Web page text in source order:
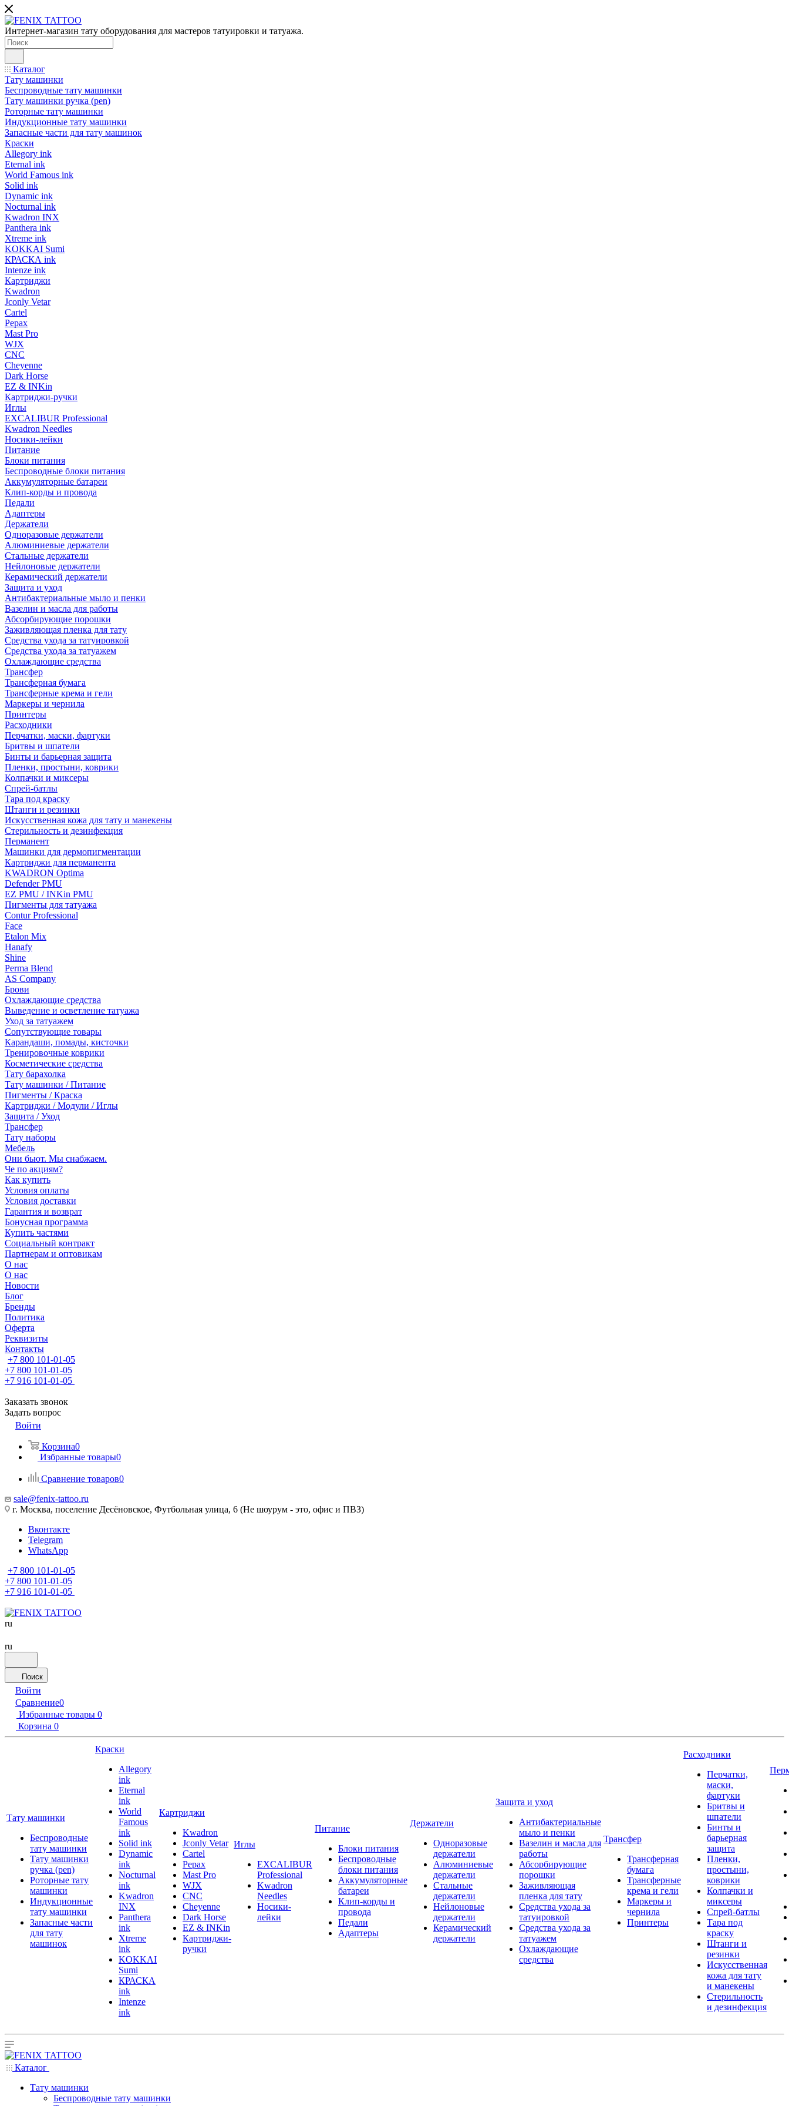
Интернет-магазин тату оборудования для мастеров татуировки и татуажа.
Каталог
Тату машинки
Беспроводные тату машинки
Тату машинки ручка (pen)
Роторные тату машинки
Индукционные тату машинки
Запасные части для тату машинок
Краски
Allegory ink
Eternal ink
World Famous ink
Solid ink
Dynamic ink
Nocturnal ink
Kwadron INX
Panthera ink
Xtreme ink
KOKKAI Sumi
КРАСКА ink
Intenze ink
Картриджи
Kwadron
Jconly Vetar
Cartel
Pepax
Mast Pro
WJX
CNC
Cheyenne
Dark Horse
EZ & INKin
Картриджи-ручки
Иглы
EXCALIBUR Professional
Kwadron Needles
Носики-лейки
Питание
Блоки питания
Беспроводные блоки питания
Аккумуляторные батареи
Клип-корды и провода
Педали
Адаптеры
Держатели
Одноразовые держатели
Алюминиевые держатели
Стальные держатели
Нейлоновые держатели
Керамический держатели
Защита и уход
Антибактериальные мыло и пенки
Вазелин и масла для работы
Абсорбирующие порошки
Заживляющая пленка для тату
Средства ухода за татуировкой
Средства ухода за татуажем
Охлаждающие средства
Трансфер
Трансферная бумага
Трансферные крема и гели
Маркеры и чернила
Принтеры
Расходники
Перчатки, маски, фартуки
Бритвы и шпатели
Бинты и барьерная защита
Пленки, простыни, коврики
Колпачки и миксеры
Спрей-батлы
Тара под краску
Штанги и резинки
Искусственная кожа для тату и манекены
Стерильность и дезинфекция
Перманент
Машинки для дермопигментации
Картриджи для перманента
KWADRON Optima
Defender PMU
EZ PMU / INKin PMU
Пигменты для татуажа
Contur Professional
Face
Etalon Mix
Hanafy
Shine
Perma Blend
AS Company
Брови
Охлаждающие средства
Выведение и осветление татуажа
Уход за татуажем
Сопутствующие товары
Карандаши, помады, кисточки
Тренировочные коврики
Косметические средства
Тату барахолка
Тату машинки / Питание
Пигменты / Краска
Картриджи / Модули / Иглы
Защита / Уход
Трансфер
Тату наборы
Мебель
Они бьют. Мы снабжаем.
Че по акциям?
Как купить
Условия оплаты
Условия доставки
Гарантия и возврат
Бонусная программа
Купить частями
Социальный контракт
Партнерам и оптовикам
О нас
О нас
Новости
Блог
Бренды
Политика
Оферта
Реквизиты
Контакты
+7 800 101-01-05
+7 800 101-01-05
+7 916 101-01-05
Заказать звонок
Задать вопрос
Войти
Корзина0
Избранные товары0
Сравнение товаров0
sale@fenix-tattoo.ru
г. Москва, поселение Десёновское, Футбольная улица, 6 (Не шоурум - это, офис и ПВЗ)
Вконтакте
Telegram
WhatsApp
+7 800 101-01-05
+7 800 101-01-05
+7 916 101-01-05
ru
ru
Поиск
Войти
Сравнение0
Избранные товары 0
Корзина 0
Тату машинки
Беспроводные
тату машинки
Тату машинки
ручка (pen)
Роторные тату
машинки
Индукционные
тату машинки
Запасные части
для тату
машинок
Краски
Allegory
ink
Eternal
ink
World
Famous
ink
Solid ink
Dynamic
ink
Nocturnal
ink
Kwadron
INX
Panthera
ink
Xtreme
ink
KOKKAI
Sumi
КРАСКА
ink
Intenze
ink
Картриджи
Kwadron
Jconly Vetar
Cartel
Pepax
Mast Pro
WJX
CNC
Cheyenne
Dark Horse
EZ & INKin
Картриджи-
ручки
Иглы
EXCALIBUR
Professional
Kwadron
Needles
Носики-
лейки
Питание
Блоки питания
Беспроводные
блоки питания
Аккумуляторные
батареи
Клип-корды и
провода
Педали
Адаптеры
Держатели
Одноразовые
держатели
Алюминиевые
держатели
Стальные
держатели
Нейлоновые
держатели
Керамический
держатели
Защита и уход
Антибактериальные
мыло и пенки
Вазелин и масла для
работы
Абсорбирующие
порошки
Заживляющая
пленка для тату
Средства ухода за
татуировкой
Средства ухода за
татуажем
Охлаждающие
средства
Трансфер
Трансферная
бумага
Трансферные
крема и гели
Маркеры и
чернила
Принтеры
Расходники
Перчатки,
маски,
фартуки
Бритвы и
шпатели
Бинты и
барьерная
защита
Пленки,
простыни,
коврики
Колпачки и
миксеры
Спрей-батлы
Тара под
краску
Штанги и
резинки
Искусственная
кожа для тату
и манекены
Стерильность
и дезинфекция
Каталог
Тату машинки
Беспроводные тату машинки